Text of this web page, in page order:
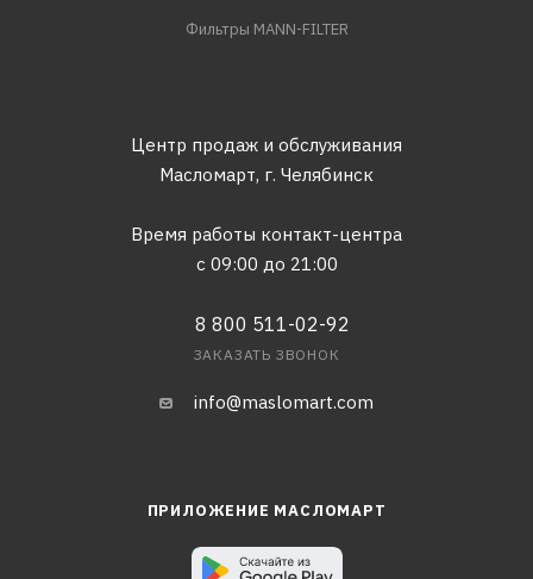
Фильтры MANN-FILTER
Центр продаж и обслуживания
Масломарт, г. Челябинск
Время работы контакт-центра
с 09:00 до 21:00
8 800 511-02-92
ЗАКАЗАТЬ ЗВОНОК
info@maslomart.com
ПРИЛОЖЕНИЕ МАСЛОМАРТ